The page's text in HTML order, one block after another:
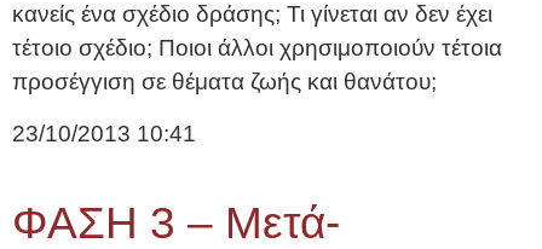
κανείς ένα σχέδιο δράσης; Τι γίνεται αν δεν έχει
τέτοιο σχέδιο; Ποιοι άλλοι χρησιμοποιούν τέτοια
προσέγγιση σε θέματα ζωής και θανάτου;
23/10/2013 10:41
ΦΑΣΗ 3 – Μετά-